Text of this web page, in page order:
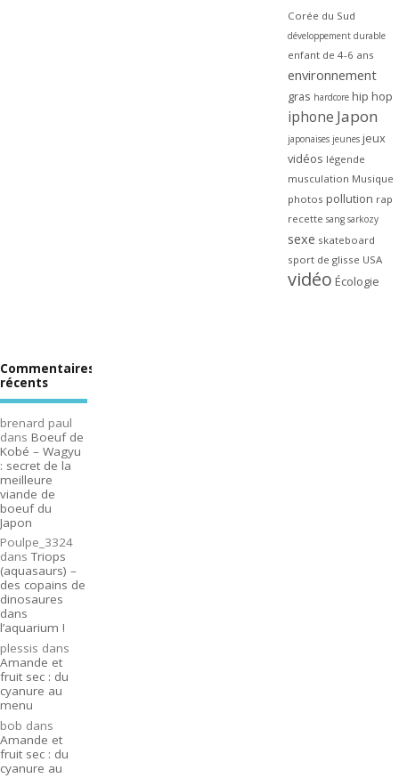
Corée du Sud
développement durable
enfant de 4-6 ans
environnement
gras hardcore hip hop
iphone Japon
japonaises jeunes jeux
vidéos légende
musculation Musique
photos pollution rap
recette sang sarkozy
sexe skateboard
sport de glisse USA
vidéo Écologie
Commentaires
récents
brenard paul
dans Boeuf de
Kobé – Wagyu
: secret de la
meilleure
viande de
boeuf du
Japon
Poulpe_3324
dansTriops
(aquasaurs) –
des copains de
dinosaures
dans
l’aquarium !
plessis dans
Amande et
fruit sec : du
cyanure au
menu
bob dans
Amande et
fruit sec : du
cyanure au